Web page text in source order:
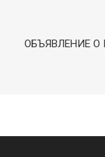
ОБЪЯВЛЕНИЕ